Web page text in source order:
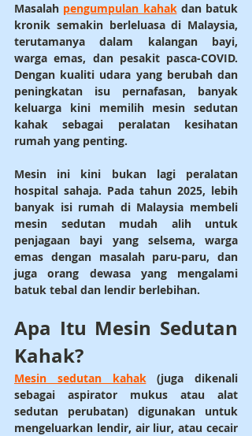
Masalah pengumpulan kahak dan batuk
kronik semakin berleluasa di Malaysia,
terutamanya dalam kalangan bayi,
warga emas, dan pesakit pasca-COVID.
Dengan kualiti udara yang berubah dan
peningkatan isu pernafasan, banyak
keluarga kini memilih mesin sedutan
kahak sebagai peralatan kesihatan
rumah yang penting.
Mesin ini kini bukan lagi peralatan
hospital sahaja. Pada tahun 2025, lebih
mesin sedutan mudah alih untuk
penjagaan bayi yang selsema, warga
emas dengan masalah paru-paru, dan
juga orang dewasa yang mengalami
batuk tebal dan lendir berlebihan.
Apa Itu Mesin Sedutan
Kahak?
Mesin sedutan kahak (juga dikenali
sebagai aspirator mukus atau alat
sedutan perubatan) digunakan untuk
mengeluarkan lendir, air liur, atau cecair